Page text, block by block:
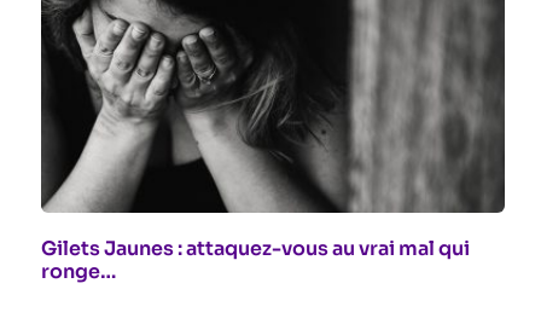
Gilets Jaunes : attaquez-vous au vrai mal qui
ronge…